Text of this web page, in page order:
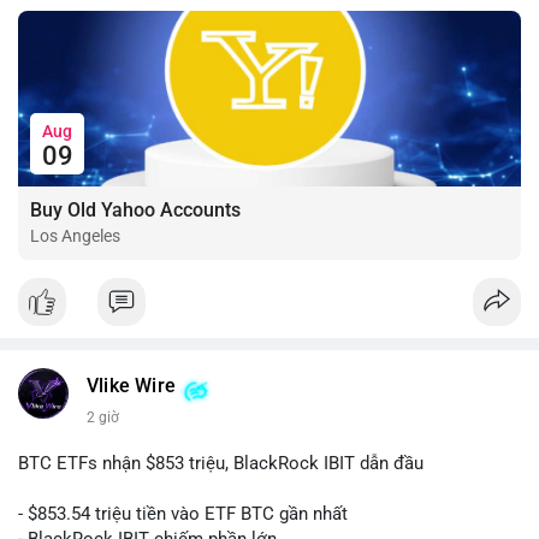
Aug
09
Buy Old Yahoo Accounts
Los Angeles
Vlike Wire
2 giờ
BTC ETFs nhận $853 triệu, BlackRock IBIT dẫn đầu
- $853.54 triệu tiền vào ETF BTC gần nhất